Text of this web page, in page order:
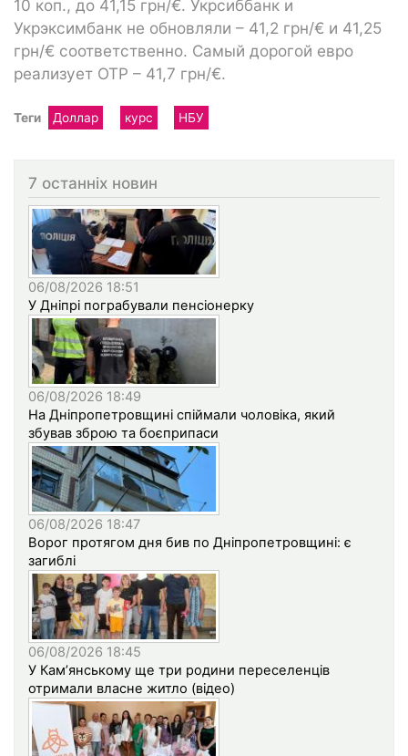
10 коп., до 41,15 грн/€. Укрсиббанк и
Укрэксимбанк не обновляли – 41,2 грн/€ и 41,25
грн/€ соответственно. Самый дорогой евро
реализует OTP – 41,7 грн/€.
Теги Доллар курс НБУ
7 останніх новин
06/08/2026 18:51
У Дніпрі пограбували пенсіонерку
06/08/2026 18:49
На Дніпропетровщині спіймали чоловіка, який
збував зброю та боєприпаси
06/08/2026 18:47
Ворог протягом дня бив по Дніпропетровщині: є
загиблі
06/08/2026 18:45
У Кам’янському ще три родини переселенців
отримали власне житло (відео)